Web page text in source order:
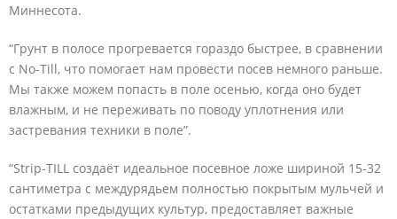
Миннесота.
“Грунт в полосе прогревается гораздо быстрее, в сравнении
с No-Till, что помогает нам провести посев немного раньше.
Мы также можем попасть в поле осенью, когда оно будет
влажным, и не переживать по поводу уплотнения или
застревания техники в поле”.
“Strip-TILL создаёт идеальное посевное ложе шириной 15-32
сантиметра с междурядьем полностью покрытым мульчей и
остатками предыдущих культур, предоставляет важные